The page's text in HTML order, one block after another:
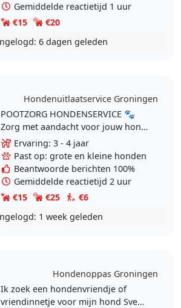
Gemiddelde reactietijd 1 uur
€15
€20
6 dagen geleden
Hondenuitlaatservice Groningen
POOTZORG HONDENSERVICE 🐾
Zorg met aandacht voor jouw hond
Even druk of een dagje weg? Ik
help graag 💛 🐕 Wat ik bied ✔️
Individuele..
Ervaring: 3 - 4 jaar
Past op: grote en kleine honden
Beantwoorde berichten 100%
Gemiddelde reactietijd 2 uur
€15
€25
€6
1 week geleden
Hondenoppas Groningen
Ik zoek een hondenvriendje of
vriendinnetje voor mijn hond Sven